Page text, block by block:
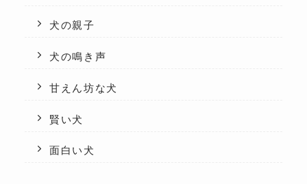
犬の親子
犬の鳴き声
甘えん坊な犬
賢い犬
面白い犬